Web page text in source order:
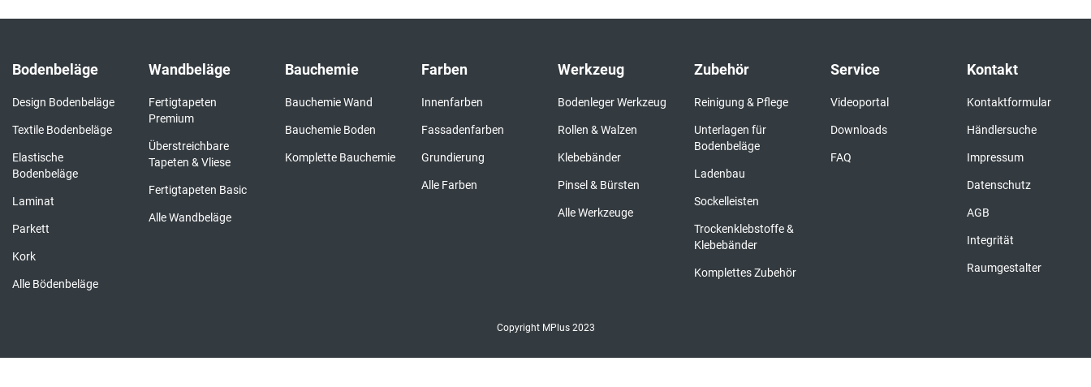
Bodenbeläge
Design Bodenbeläge
Textile Bodenbeläge
Elastische
Bodenbeläge
Laminat
Parkett
Kork
Alle Bödenbeläge
Wandbeläge
Fertigtapeten
Premium
Überstreichbare
Tapeten & Vliese
Fertigtapeten Basic
Alle Wandbeläge
Bauchemie
Bauchemie Wand
Bauchemie Boden
Komplette Bauchemie
Farben
Innenfarben
Fassadenfarben
Grundierung
Alle Farben
Werkzeug
Bodenleger Werkzeug
Rollen & Walzen
Klebebänder
Pinsel & Bürsten
Alle Werkzeuge
Zubehör
Reinigung & Pflege
Unterlagen für
Bodenbeläge
Ladenbau
Sockelleisten
Trockenklebstoffe &
Klebebänder
Komplettes Zubehör
Service
Videoportal
Downloads
FAQ
Kontakt
Kontaktformular
Händlersuche
Impressum
Datenschutz
AGB
Integrität
Raumgestalter
Copyright MPlus 2023